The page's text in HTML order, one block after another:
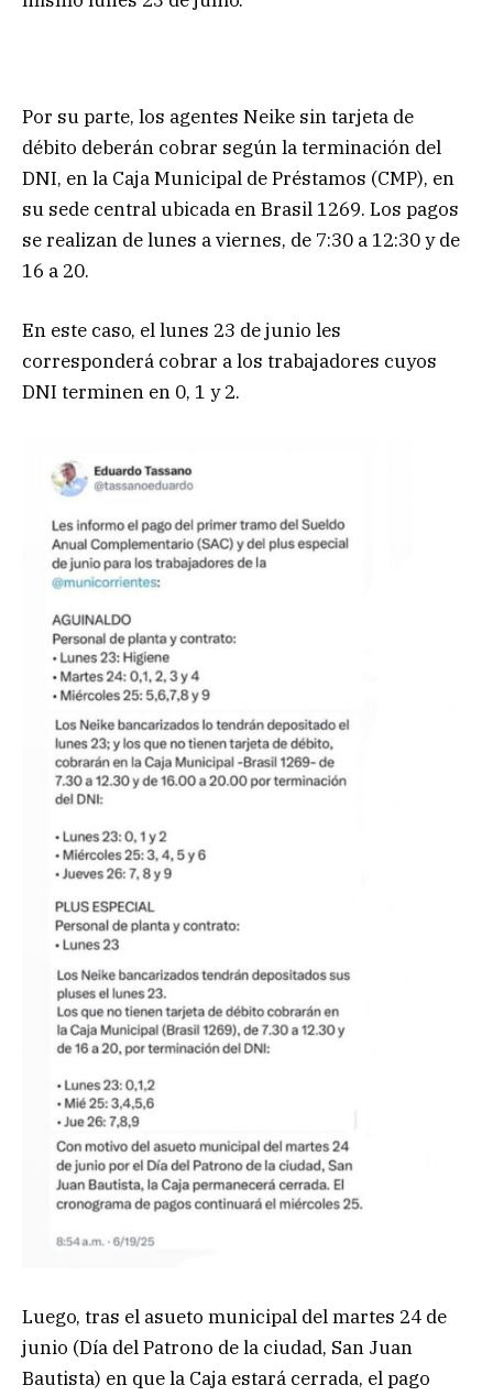
Por su parte, los agentes Neike sin tarjeta de
débito deberán cobrar según la terminación del
DNI, en la Caja Municipal de Préstamos (CMP), en
su sede central ubicada en Brasil 1269. Los pagos
se realizan de lunes a viernes, de 7:30 a 12:30 y de
16 a 20.
En este caso, el lunes 23 de junio les
corresponderá cobrar a los trabajadores cuyos
DNI terminen en 0, 1 y 2.
Luego, tras el asueto municipal del martes 24 de
junio (Día del Patrono de la ciudad, San Juan
Bautista) en que la Caja estará cerrada, el pago